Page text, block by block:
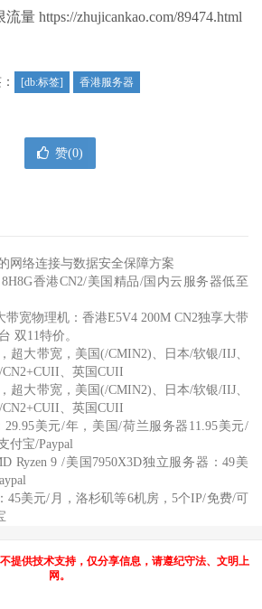
量 https://zhujicankao.com/89474.html
[db:标签] 香港服务器
赞(0)
网络连接与数据安全保障方案
香港CN2/美国精品/国内云服务器低至
宽物理机：香港E5V4 200M CN2独享大带
双11特价。
超大带宽，美国(/CMIN2)、日本/软银/IIJ、
、英国CUII
超大带宽，美国(/CMIN2)、日本/软银/IIJ、
、英国CUII
29.95美元/年，美国/荷兰服务器11.95美元/
付宝/Paypal
Ryzen 9 /美国7950X3D独立服务器：49美
45美元/月，洛杉矶等6机房，5个IP/免费/可
提供技术支持，仅分享信息，请遵纪守法、文明上
网。